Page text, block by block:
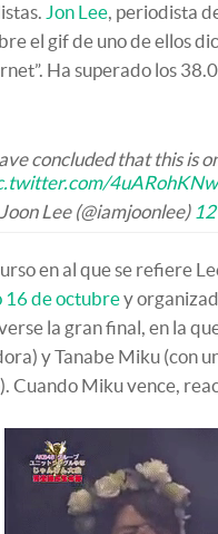
Jon Lee, periodista
el gif de uno de ellos
Ha superado los
concluded that this is
Lee (@iamjoonlee)
en al que se refiere
16 de octubrey
la gran final, en la
y Tanabe Miku (con
Cuando Miku vence,